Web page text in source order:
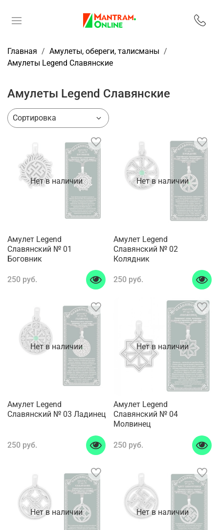
Главная
Амулеты, обереги, талисманы
Амулеты Legend Славянские
Амулеты Legend Славянские
Нет в наличии
Амулет Legend
Славянский № 01
Боговник
250 руб.
Нет в наличии
Амулет Legend
Славянский № 02
Колядник
250 руб.
Нет в наличии
Амулет Legend
Славянский № 03 Ладинец
250 руб.
Нет в наличии
Амулет Legend
Славянский № 04
Молвинец
250 руб.
Нет в наличии Нет в наличии